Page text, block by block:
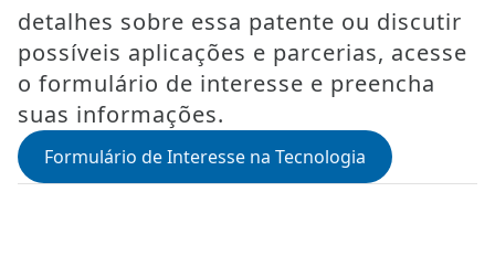
detalhes sobre essa patente ou discutir
possíveis aplicações e parcerias, acesse
o formulário de interesse e preencha
suas informações.
Formulário de Interesse na Tecnologia